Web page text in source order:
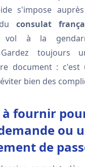
s'impose
consulat
vol à la
Gardez toujours
document : c'est
bien des
à fournir
ou
de